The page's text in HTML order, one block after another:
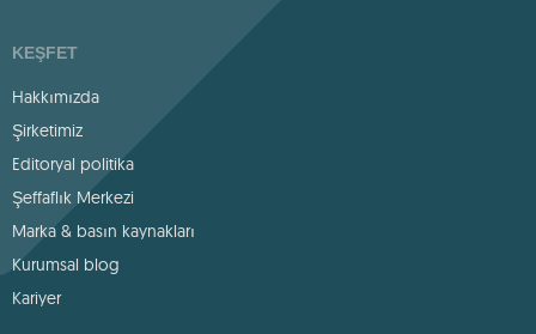
KEŞFET
Hakkımızda
Şirketimiz
Editoryal politika
Şeffaflık Merkezi
Marka & basın kaynakları
Kurumsal blog
Kariyer